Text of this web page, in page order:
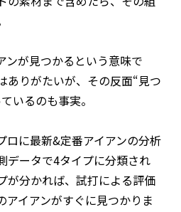
ンが見つかるという意味で
ありがたいが、その反面“見つ
いるのも事実。
ロに最新&定番アイアンの分析
データで4タイプに分類され
が分かれば、試打による評価
アイアンがすぐに見つかりま